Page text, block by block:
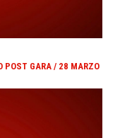
POST GARA / 28 MARZO